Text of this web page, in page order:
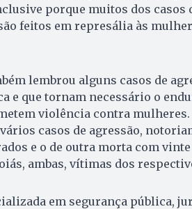
porque muitos dos casos
feitos em represália às
lembrou alguns casos de
e que tornam necessário o
violência contra
casos de agressão,
e o de outra morta com vinte
ambas, vítimas dos
em segurança pública,